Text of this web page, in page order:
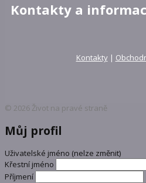
Kontakty a
Kontakty|
© 2026 Život na pravé straně
Můj profil
Uživatelské jméno (nelze změnit)
Křestní jméno
Příjmení